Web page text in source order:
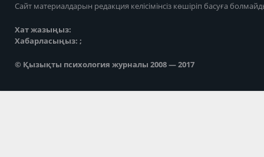
Сайт материалдарын редакция келісімінсіз көшіріп басуға
Хат жазыңыз:
Хабарласыңыз: ;
© Қызықты психология журналы 2008 — 2017